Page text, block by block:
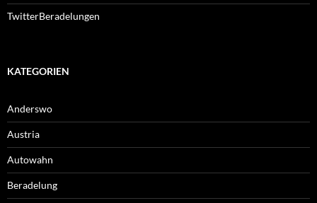
TwitterBeradelungen
KATEGORIEN
Anderswo
Austria
Autowahn
Beradelung